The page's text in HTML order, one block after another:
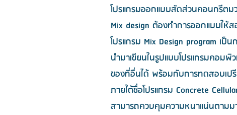
โปรแกรมออกแบบสัดส่วนคอนกรีตม
Mix design ต้องทำการออกแบบให้
โปรแกรม Mix Design program เป็
นำมาเขียนในรูปแบบโปรแกรมคอมพิ
ของที่อื่นได้ พร้อมกับการทดสอบเป
ภายใต้ชื่อโปรแกรม Concrete
สามารถควบคุมความหนาแน่นตาม